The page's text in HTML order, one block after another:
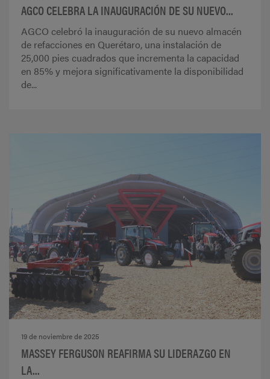
AGCO CELEBRA LA INAUGURACIÓN DE SU NUEVO...
AGCO celebró la inauguración de su nuevo almacén
de refacciones en Querétaro, una instalación de
25,000 pies cuadrados que incrementa la capacidad
en 85% y mejora significativamente la disponibilidad
de...
19 de noviembre de 2025
MASSEY FERGUSON REAFIRMA SU LIDERAZGO EN
LA...